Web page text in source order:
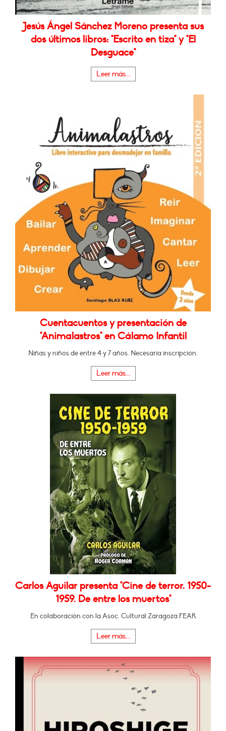
Jesús Ángel Sánchez Moreno presenta sus
dos últimos libros: "Escrito en tiza" y "El
Desguace"
Leer más...
Cuentacuentos y presentación de
"Animalastros" en Cálamo Infantil
Niñas y niños de entre 4 y 7 años. Necesaria inscripción.
Leer más...
Carlos Aguilar presenta "Cine de terror. 1950-
1959. De entre los muertos"
En colaboración con la Asoc. Cultural Zaragoza FEAR
Leer más...